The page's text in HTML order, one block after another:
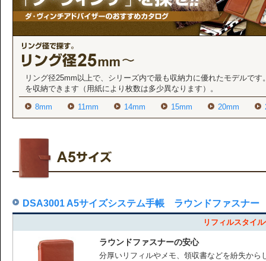
リング径25mm以上で、シリーズ内で最も収納力に優れたモデルです
を収納できます（用紙により枚数は多少異なります）。
8mm 11mm 14mm 15mm 20mm
DSA3001 A5サイズシステム手帳 ラウンドファスナー
リフィルスタイ
ラウンドファスナーの安心
分厚いリフィルやメモ、領収書などを紛失から